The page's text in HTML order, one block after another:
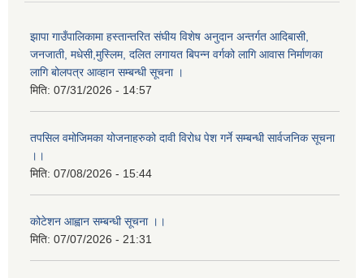
झापा गाउँपालिकामा हस्तान्तरित संघीय विशेष अनुदान अन्तर्गत आदिबासी,
जनजाती, मधेसी,मुस्लिम, दलित लगायत बिपन्न वर्गको लागि आवास निर्माणका
लागि बोलपत्र आव्हान सम्बन्धी सूचना ।
मिति: 07/31/2026 - 14:57
तपसिल वमोजिमका योजनाहरुको दावी विरोध पेश गर्ने सम्बन्धी सार्वजनिक सूचना
।।
मिति: 07/08/2026 - 15:44
कोटेशन आह्वान सम्बन्धी सूचना ।।
मिति: 07/07/2026 - 21:31